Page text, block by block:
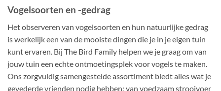
Vogelsoorten en -gedrag
Het observeren van vogelsoorten en hun natuurlijke gedrag
is werkelijk een van de mooiste dingen die je in je eigen tuin
kunt ervaren. Bij The Bird Family helpen we je graag om van
jouw tuin een echte ontmoetingsplek voor vogels te maken.
Ons zorgvuldig samengestelde assortiment biedt alles wat je
gevederde vrienden nodig hebben: van voedzaam strooivoer